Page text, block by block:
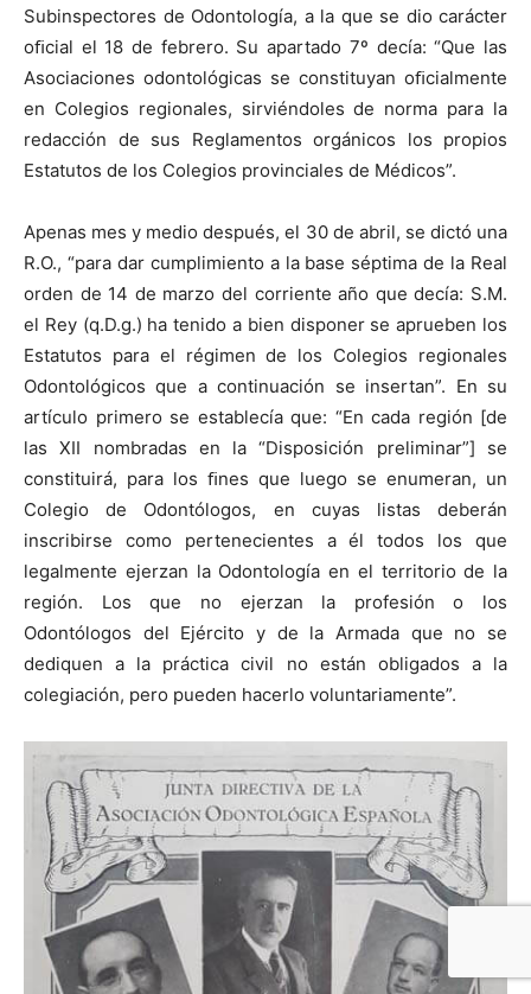
Subinspectores de Odontología, a la que se dio carácter
oﬁcial el 18 de febrero. Su apartado 7º decía: “Que las
Asociaciones odontológicas se constituyan oﬁcialmente
en Colegios regionales, sirviéndoles de norma para la
redacción de sus Reglamentos orgánicos los propios
Estatutos de los Colegios provinciales de Médicos”.
Apenas mes y medio después, el 30 de abril, se dictó una
R.O., “para dar cumplimiento a la base séptima de la Real
orden de 14 de marzo del corriente año que decía: S.M.
el Rey (q.D.g.) ha tenido a bien disponer se aprueben los
Estatutos para el régimen de los Colegios regionales
Odontológicos que a continuación se insertan”. En su
artículo primero se establecía que: “En cada región [de
las XII nombradas en la “Disposición preliminar”] se
constituirá, para los ﬁnes que luego se enumeran, un
Colegio de Odontólogos, en cuyas listas deberán
inscribirse como pertenecientes a él todos los que
legalmente ejerzan la Odontología en el territorio de la
región. Los que no ejerzan la profesión o los
Odontólogos del Ejército y de la Armada que no se
dediquen a la práctica civil no están obligados a la
colegiación, pero pueden hacerlo voluntariamente”.